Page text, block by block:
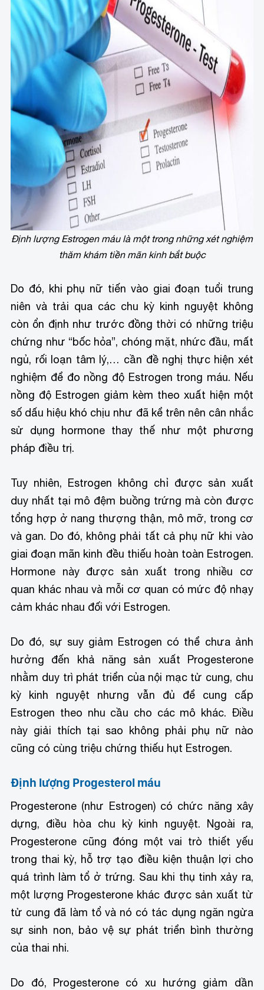
Định lượng Estrogen máu là một trong những xét nghiệm
thăm khám tiền mãn kinh bắt buộc
Do đó, khi phụ nữ tiến vào giai đoạn tuổi trung
niên và trải qua các chu kỳ kinh nguyệt không
còn ổn định như trước đồng thời có những triệu
chứng như “bốc hỏa”, chóng mặt, nhức đầu, mất
ngủ, rối loạn tâm lý,… cần đề nghị thực hiện xét
nghiệm để đo nồng độ Estrogen trong máu. Nếu
nồng độ Estrogen giảm kèm theo xuất hiện một
số dấu hiệu khó chịu như đã kể trên nên cân nhắc
sử dụng hormone thay thế như một phương
pháp điều trị.
Tuy nhiên, Estrogen không chỉ được sản xuất
duy nhất tại mô đệm buồng trứng mà còn được
tổng hợp ở nang thượng thận, mô mỡ, trong cơ
và gan. Do đó, không phải tất cả phụ nữ khi vào
giai đoạn mãn kinh đều thiếu hoàn toàn Estrogen.
Hormone này được sản xuất trong nhiều cơ
quan khác nhau và mỗi cơ quan có mức độ nhạy
cảm khác nhau đối với Estrogen.
Do đó, sự suy giảm Estrogen có thể chưa ảnh
hưởng đến khả năng sản xuất Progesterone
nhằm duy trì phát triển của nội mạc tử cung, chu
kỳ kinh nguyệt nhưng vẫn đủ để cung cấp
Estrogen theo nhu cầu cho các mô khác. Điều
này giải thích tại sao không phải phụ nữ nào
cũng có cùng triệu chứng thiếu hụt Estrogen.
Định lượng Progesterol máu
Progesterone (như Estrogen) có chức năng xây
dựng, điều hòa chu kỳ kinh nguyệt. Ngoài ra,
Progesterone cũng đóng một vai trò thiết yếu
trong thai kỳ, hỗ trợ tạo điều kiện thuận lợi cho
quá trình làm tổ ở trứng. Sau khi thụ tinh xảy ra,
một lượng Progesterone khác được sản xuất từ
tử cung đã làm tổ và nó có tác dụng ngăn ngừa
sự sinh non, bảo vệ sự phát triển bình thường
của thai nhi.
Do đó, Progesterone có xu hướng giảm dần